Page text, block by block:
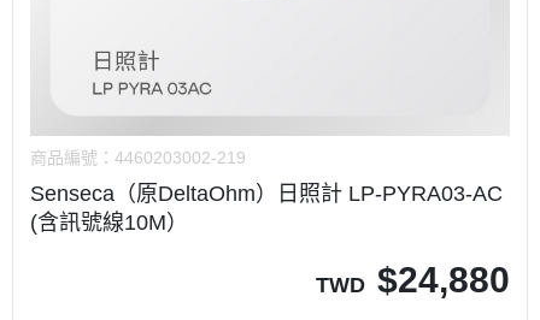
商品編號： 4460203002-219
Senseca（原DeltaOhm）日照計 LP-PYRA03-AC
(含訊號線10M）
TWD $24,880